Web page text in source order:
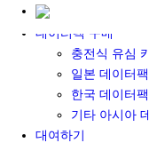
데이터팩 구매
충전식 유심
일본 데이터팩
한국 데이터팩
기타 아시아
대여하기